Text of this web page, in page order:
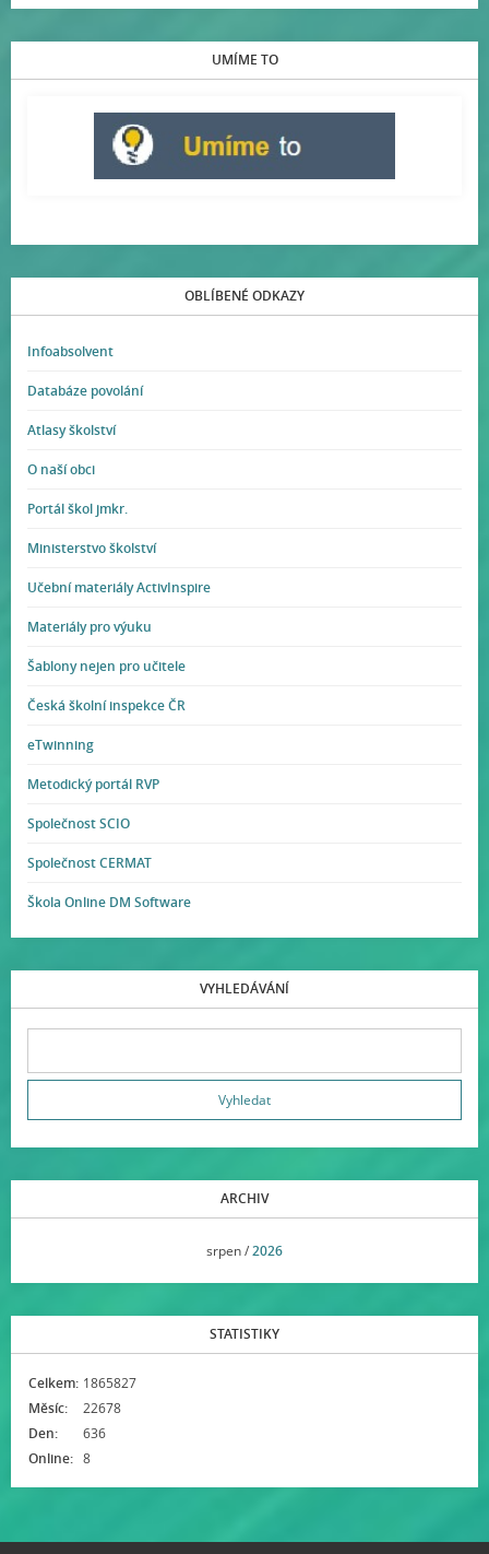
UMÍME TO
OBLÍBENÉ ODKAZY
Infoabsolvent
Databáze povolání
Atlasy školství
O naší obci
Portál škol jmkr.
Ministerstvo školství
Učební materiály ActivInspire
Materiály pro výuku
Šablony nejen pro učitele
Česká školní inspekce ČR
eTwinning
Metodický portál RVP
Společnost SCIO
Společnost CERMAT
Škola Online DM Software
VYHLEDÁVÁNÍ
ARCHIV
srpen /2026
STATISTIKY
Online: 8
Celkem: 1865827
Měsíc:
22678
Den:
636